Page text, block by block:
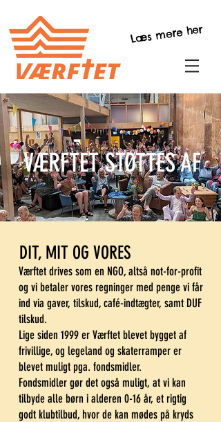
Læs mere her
VÆRFTET STØTTES AF
DIT, MIT OG VORES
Værftet drives som en NGO, altså not-for-profit
og vi betaler vores regninger med penge vi får
ind via gaver, tilskud, café-indtægter, samt DUF
tilskud.
Lige siden 1999 er Værftet blevet bygget af
frivillige, og legeland og skaterramper er
blevet muligt pga. fondsmidler.
Fondsmidler gør det også muligt, at vi kan
tilbyde alle børn i alderen 0-16 år, et rigtig
godt klubtilbud, hvor de kan mødes på kryds